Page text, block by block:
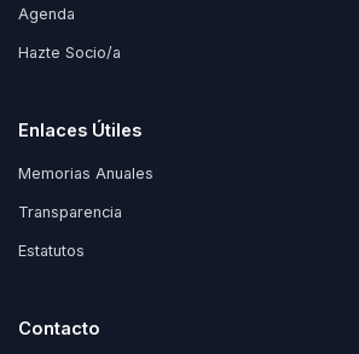
Agenda
Hazte Socio/a
Enlaces Útiles
Memorias Anuales
Transparencia
Estatutos
Contacto